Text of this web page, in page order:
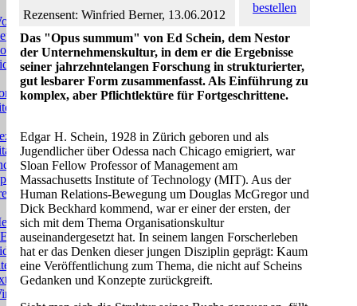
Rezensent: Winfried Berner, 13.06.2012
Das "Opus summum" von Ed Schein, dem Nestor
der Unternehmenskultur, in dem er die Ergebnisse
seiner jahrzehntelangen Forschung in strukturierter,
gut lesbarer Form zusammenfasst. Als Einführung zu
komplex, aber Pflichtlektüre für Fortgeschrittene.
Edgar H. Schein, 1928 in Zürich geboren und als
Jugendlicher über Odessa nach Chicago emigriert, war
Sloan Fellow Professor of Management am
Massachusetts Institute of Technology (MIT). Aus der
Human Relations-Bewegung um Douglas McGregor und
Dick Beckhard kommend, war er einer der ersten, der
sich mit dem Thema Organisationskultur
auseinandergesetzt hat. In seinem langen Forscherleben
hat er das Denken dieser jungen Disziplin geprägt: Kaum
eine Veröffentlichung zum Thema, die nicht auf Scheins
Gedanken und Konzepte zurückgreift.